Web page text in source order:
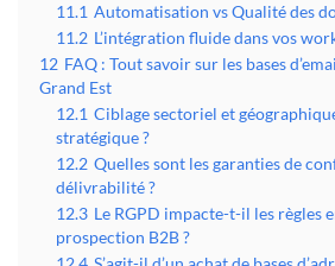
11.1 Automatisation vs Qualité des
11.2 L’intégration fluide dans vos
12 FAQ : Tout savoir sur les bases
Grand Est
12.1 Ciblage sectoriel et
stratégique ?
12.2 Quelles sont les garanties de
délivrabilité ?
12.3 Le RGPD impacte-t-il les règles
prospection B2B ?